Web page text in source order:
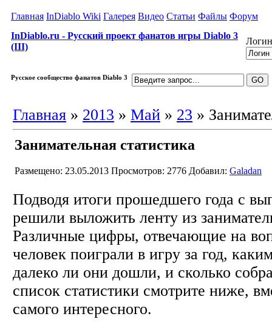
Главная InDiablo Wiki Галерея Видео Статьи Файлы Форум
InDiablo.ru - Русский проект фанатов игры Diablo 3
(III)
Русское сообщество фанатов Diablo 3
Главная » 2013 » Май » 23 »
Занимательная статистика
Размещено: 23.05.2013 Просмотров: 2776 Добавил: Galadan
Подводя итоги прошедшего года с
решили выложить ленту из
Различные цифры, отвечающие на
человек поиграли в игру за год,
далеко ли они дошли, и сколько
список статистики смотрите ниже,
самого интересного.